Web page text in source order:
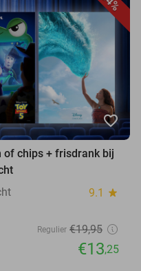
favorite_border
of chips + frisdrank bij
9.1 star
Regulier €19,95
€13,25